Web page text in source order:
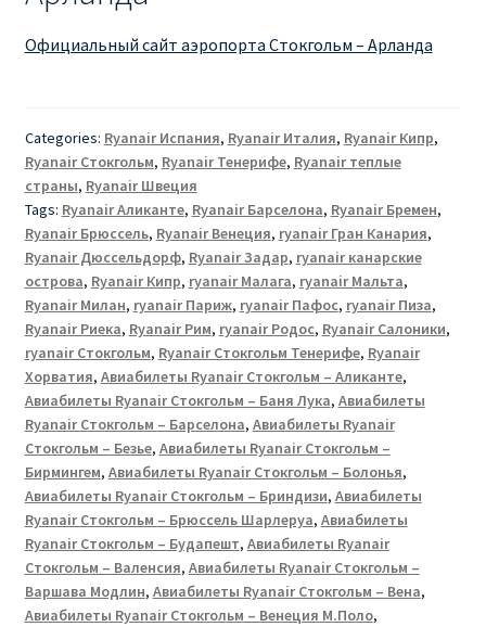
Официальный сайт аэропорта Стокгольм – Арланда
Categories: Ryanair Испания, Ryanair Италия, Ryanair Кипр,
Ryanair Стокгольм, Ryanair Тенерифе, Ryanair теплые
страны, Ryanair Швеция
Tags: Ryanair Аликанте, Ryanair Барселона, Ryanair Бремен,
Ryanair Брюссель, Ryanair Венеция, ryanair Гран Канария,
Ryanair Дюссельдорф, Ryanair Задар, ryanair канарские
острова, Ryanair Кипр, ryanair Малага, ryanair Мальта,
Ryanair Милан, ryanair Париж, ryanair Пафос, ryanair Пиза,
Ryanair Риека, Ryanair Рим, ryanair Родос, Ryanair Салоники,
ryanair Стокгольм, Ryanair Стокгольм Тенерифе, Ryanair
Хорватия, Авиабилеты Ryanair Стокгольм – Аликанте,
Авиабилеты Ryanair Стокгольм – Баня Лука, Авиабилеты
Ryanair Стокгольм – Барселона, Авиабилеты Ryanair
Стокгольм – Безье, Авиабилеты Ryanair Стокгольм –
Бирмингем, Авиабилеты Ryanair Стокгольм – Болонья,
Авиабилеты Ryanair Стокгольм – Бриндизи, Авиабилеты
Ryanair Стокгольм – Брюссель Шарлеруа, Авиабилеты
Ryanair Стокгольм – Будапешт, Авиабилеты Ryanair
Стокгольм – Валенсия, Авиабилеты Ryanair Стокгольм –
Варшава Модлин, Авиабилеты Ryanair Стокгольм – Вена,
Авиабилеты Ryanair Стокгольм – Венеция М.Поло,